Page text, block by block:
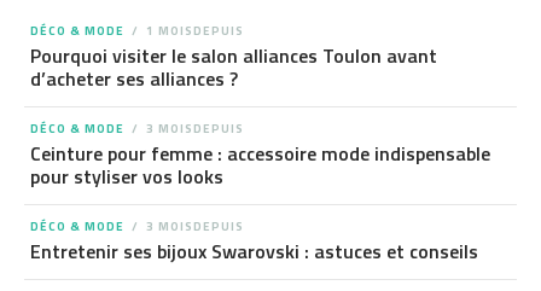
DÉCO & MODE 1 MOISDEPUIS
Pourquoi visiter le salon alliances Toulon avant
d’acheter ses alliances ?
DÉCO & MODE 3 MOISDEPUIS
Ceinture pour femme : accessoire mode indispensable
pour styliser vos looks
DÉCO & MODE 3 MOISDEPUIS
Entretenir ses bijoux Swarovski : astuces et conseils